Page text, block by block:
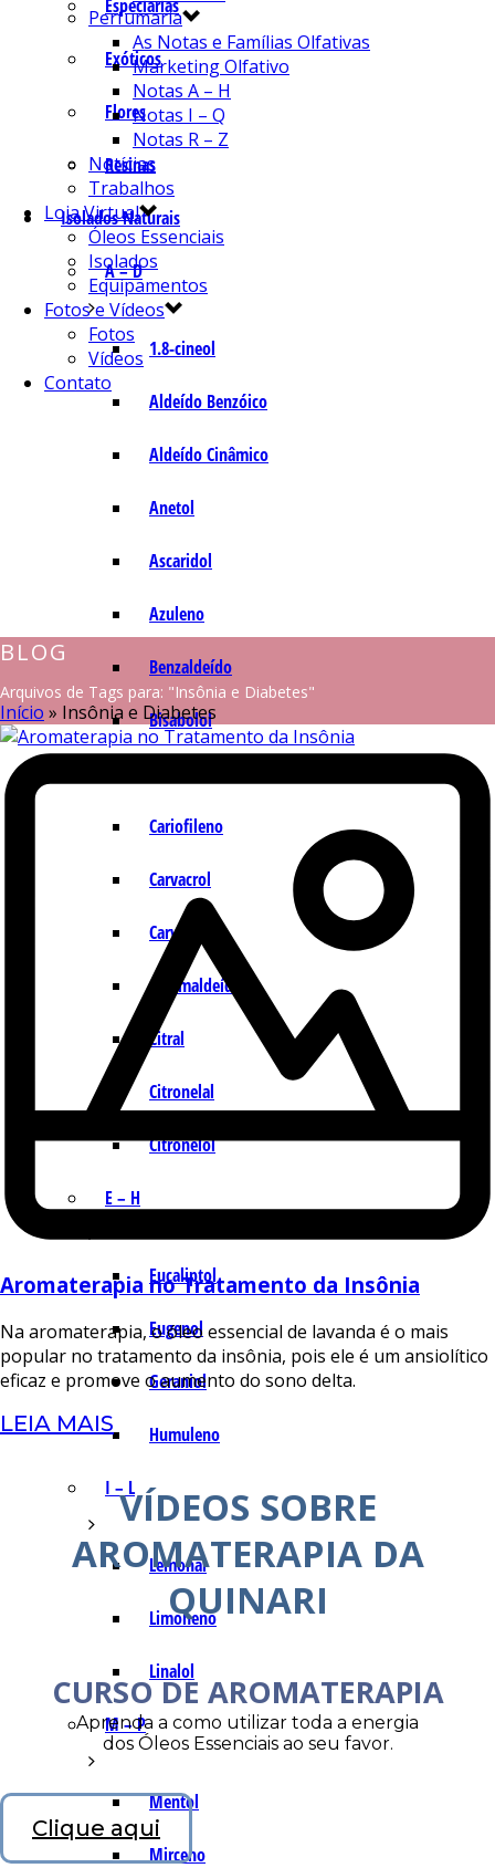
Especiarias
Exóticos
Flores
Resinas
Isolados Naturais
A – D
1.8-cineol
Aldeído Benzóico
Aldeído Cinâmico
Anetol
Ascaridol
Azuleno
Benzaldeído
Bisabolol
Cariofileno
Carvacrol
Carvona
Cinamaldeído
Citral
Citronelal
Citronelol
E – H
Eucaliptol
Eugenol
Geraniol
Humuleno
I – L
Lemonal
Limoneno
Linalol
M – P
Mentol
Mirceno
Perfumaria
As Notas e Famílias Olfativas
Marketing Olfativo
Notas A – H
Notas I – Q
Notas R – Z
Notícias
Trabalhos
Loja Virtual
Óleos Essenciais
Isolados
Equipamentos
Fotos e Vídeos
Fotos
Vídeos
Contato
BLOG
Arquivos de Tags para: "Insônia e Diabetes"
Início » Insônia e Diabetes
Aromaterapia no Tratamento da Insônia
Na aromaterapia, o óleo essencial de lavanda é o mais
popular no tratamento da insônia, pois ele é um ansiolítico
eficaz e promove o aumento do sono delta.
LEIA MAIS
VÍDEOS SOBRE
AROMATERAPIA DA
QUINARI
CURSO DE AROMATERAPIA
Aprenda a como utilizar toda a energia
dos Óleos Essenciais ao seu favor.
Clique aqui